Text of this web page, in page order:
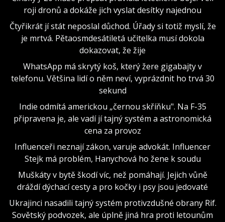
roji dronů a dokáže jich vyslat desítky najednou
Čtyřikrát jí stát neposlal důchod. Úřady si totiž myslí, že
je mrtvá. Pětaosmdesátiletá učitelka musí dokola
dokazovat, že žije
WhatsApp má skrytý koš, který žere gigabajty v
telefonu. Většina lidí o něm neví, vyprázdnit ho trvá 30
sekund
Indie odmítá americkou „černou skříňku". Na F-35
připravena je, ale vadí jí tajný systém a astronomická
cena za provoz
Influenceři neznají zákon, varuje advokát. Influencer
Stejk má problém, Hanychová ho žene k soudu
Muškáty v bytě škodí víc, než pomáhají. Jejich vůně
dráždí dýchací cesty a pro kočky i psy jsou jedovaté
Ukrajinci nasadili tajný systém protivzdušné obrany Rif.
Sovětský podvozek, ale úplně jiná hra proti letounům